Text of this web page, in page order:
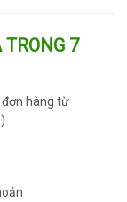
7
đơn hàng từ